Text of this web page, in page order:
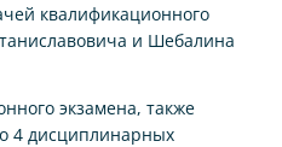
квалификационного
и Шебалина
экзамена, также
4 дисциплинарных